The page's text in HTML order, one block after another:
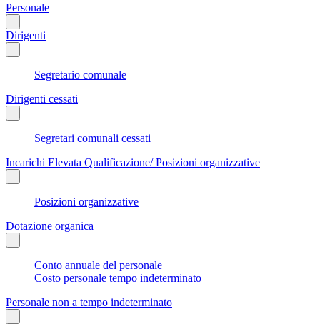
Personale
Dirigenti
Segretario comunale
Dirigenti cessati
Segretari comunali cessati
Incarichi Elevata Qualificazione/ Posizioni organizzative
Posizioni organizzative
Dotazione organica
Conto annuale del personale
Costo personale tempo indeterminato
Personale non a tempo indeterminato